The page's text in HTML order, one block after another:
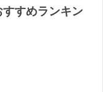
すめランキン